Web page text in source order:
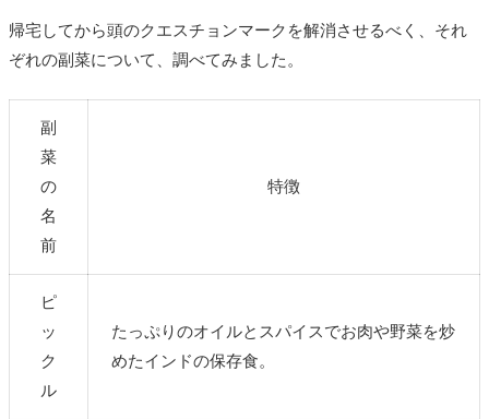
帰宅してから頭のクエスチョンマークを解消させるべく、それ
ぞれの副菜について、調べてみました。
副
菜
の
名
前
特徴
ピ
ッ
ク
ル
たっぷりのオイルとスパイスでお肉や野菜を炒
めたインドの保存食。